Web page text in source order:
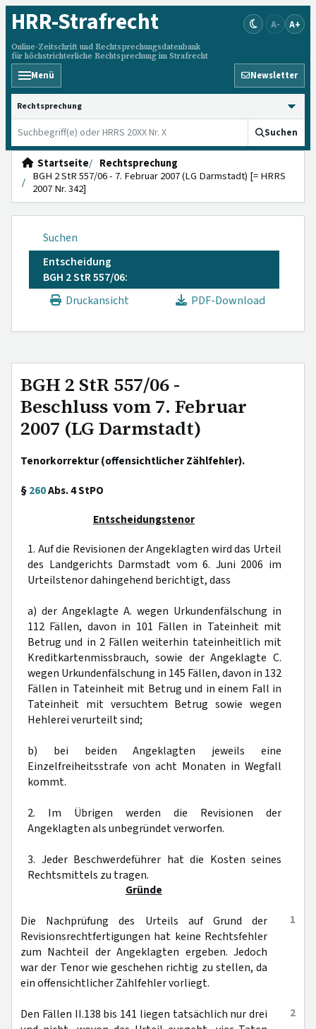
HRR-Strafrecht
Online-Zeitschrift und Rechtsprechungsdatenbank
für höchstrichterliche Rechtsprechung im Strafrecht
A- A+
Menü Newsletter
HRRS durchsuchen
Suchen
Startseite
Rechtsprechung
BGH 2 StR 557/06 - 7. Februar 2007 (LG Darmstadt) [= HRRS
2007 Nr. 342]
Suchen
Entscheidung
BGH 2 StR 557/06:
Druckansicht
PDF-Download
BGH 2 StR 557/06 -
Beschluss vom 7. Februar
2007 (LG Darmstadt)
Tenorkorrektur (offensichtlicher Zählfehler).
§260Abs. 4 StPO
Entscheidungstenor
1. Auf die Revisionen der Angeklagten wird das Urteil
des Landgerichts Darmstadt vom 6. Juni 2006 im
Urteilstenor dahingehend berichtigt, dass
a) der Angeklagte A. wegen Urkundenfälschung in
112 Fällen, davon in 101 Fällen in Tateinheit mit
Betrug und in 2 Fällen weiterhin tateinheitlich mit
Kreditkartenmissbrauch, sowie der Angeklagte C.
wegen Urkundenfälschung in 145 Fällen, davon in 132
Fällen in Tateinheit mit Betrug und in einem Fall in
Tateinheit mit versuchtem Betrug sowie wegen
Hehlerei verurteilt sind;
b) bei beiden Angeklagten jeweils eine
Einzelfreiheitsstrafe von acht Monaten in Wegfall
kommt.
2. Im Übrigen werden die Revisionen der
Angeklagten als unbegründet verworfen.
3. Jeder Beschwerdeführer hat die Kosten seines
Rechtsmittels zu tragen.
Gründe
1
Die Nachprüfung des Urteils auf Grund der
Revisionsrechtfertigungen hat keine Rechtsfehler
zum Nachteil der Angeklagten ergeben. Jedoch
war der Tenor wie geschehen richtig zu stellen, da
ein offensichtlicher Zählfehler vorliegt.
2
Den Fällen II.138 bis 141 liegen tatsächlich nur drei